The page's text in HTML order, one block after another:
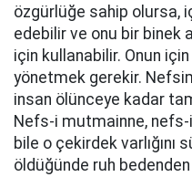
özgürlüğe sahip olursa,
edebilir ve onu bir binek
için kullanabilir. Onun
yönetmek gerekir.
insan ölünceye kadar
Nefs-i mutmainne,
bile o çekirdek varlığını
öldüğünde ruh bedenden